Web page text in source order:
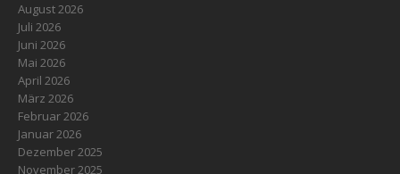
August 2026
Juli 2026
Juni 2026
Mai 2026
April 2026
März 2026
Februar 2026
Januar 2026
Dezember 2025
November 2025